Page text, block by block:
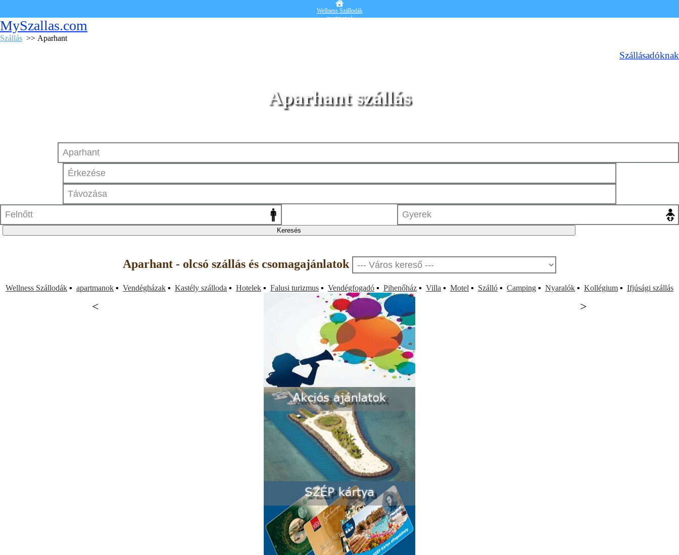
Wellness Szállodák
apartmanok
MySzallas.com
Szállás >> Aparhant
Szállásadóknak
Aparhant szállás
< >
Aparhant - olcsó szállás és csomagajánlatok
Wellness Szállodák ▪ apartmanok ▪ Vendégházak ▪ Kastély szálloda ▪ Hotelek ▪ Falusi turizmus ▪ Vendégfogadó ▪ Pihenőház ▪ Villa ▪ Motel ▪ Szálló ▪ Camping ▪ Nyaralók ▪ Kollégium ▪ Ifjúsági szállás